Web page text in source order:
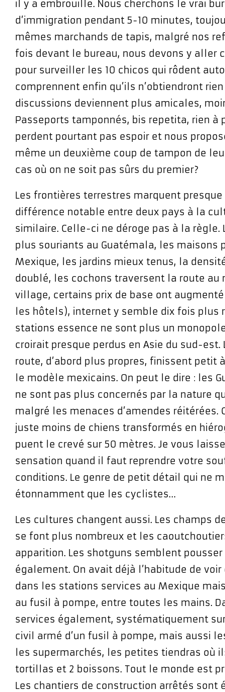
il y a embrouille. Nous cherchons le vrai
d’immigration pendant 5-10 minutes,
mêmes marchands de tapis, malgré nos
fois devant le bureau, nous devons y aller
pour surveiller les 10 chicos qui rôdent
comprennent enfin qu’ils n’obtiendront
discussions deviennent plus amicales,
Passeports tamponnés, bis repetita, rien à
perdent pourtant pas espoir et nous
même un deuxième coup de tampon de
cas où on ne soit pas sûrs du premier?
Les frontières terrestres marquent
différence notable entre deux pays à la
similaire. Celle-ci ne déroge pas à la règle.
plus souriants au Guatémala, les maisons
Mexique, les jardins mieux tenus, la
doublé, les cochons traversent la route au
village, certains prix de base ont
les hôtels), internet y semble dix fois plus
stations essence ne sont plus un monopole
croirait presque perdus en Asie du sud-est.
route, d’abord plus propres, finissent petit
le modèle mexicains. On peut le dire : les
ne sont pas plus concernés par la nature
malgré les menaces d’amendes réitérées.
juste moins de chiens transformés en
puent le crevé sur 50 mètres. Je vous
sensation quand il faut reprendre votre
conditions. Le genre de petit détail qui ne
étonnamment que les cyclistes…
Les cultures changent aussi. Les champs
se font plus nombreux et les
apparition. Les shotguns semblent
également. On avait déjà l’habitude de
dans les stations services au Mexique
au fusil à pompe, entre toutes les mains.
services également, systématiquement
civil armé d’un fusil à pompe, mais aussi
les supermarchés, les petites tiendras où
tortillas et 2 boissons. Tout le monde est
Les chantiers de construction arrêtés sont